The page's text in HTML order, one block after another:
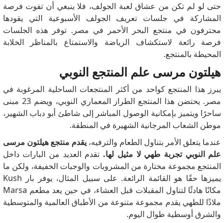
حتى لو لم تكن من عشاق لعبة الجولف، فلا ينبغي أن تفوت فرصة
المشاركة في جلسات تعريف الجولف الأسبوعية التي يقودها
محترفون في منتجع البحر الأحمر في مصر. توفر هذه الجلسات
فرصة رائعة لاستكشاف الرياضة والاستمتاع بالمناظر الخلابة
المحيطة بالمنتجع.
هيلتون مرسى علم المنتجع النوبي
يبرز هذا المنتجع كواحد من أكثر المنتجعات الساحلية المرغوبة في
مصر.
يحتضن هذا المنتجع الطراز المعماري النوبي، ويضم 23 مبنى
ساحرًا ويتميز بإمكانية الوصول المباشر إلى شاطئ أبو دباب الشهير،
موطن الشعاب المرجانية الشهيرة في المنطقة.
عندما يتعلق الأمر بتناول الطعام والترفيه،يقدم منتجع هيلتون مرسى
علم النوبي تجربة طهي لا مثيل لها. تقدم العديد من البارات داخل
المنتجع مجموعة مختارة من المشروبات والوجبات الخفيفة، ولكن ما
يميزها حقًا هو القائمة الرائعة.
على سبيل المثال، يوفر بار Kush
مكانًا هادئًا لتناول المقبلات قبل العشاء، في حين يعد مطعم Marsa
ملاذًا للطهي يقدم مجموعة متنوعة من الأطباق العالمية والمتوسطية
والشرق أوسطية طوال اليوم.